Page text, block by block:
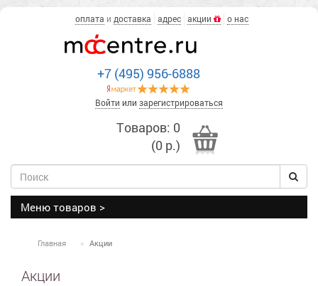
оплата и доставка адрес акции о нас
+7 (495) 956-6888
Войти или зарегистрироваться
Товаров: 0
(0 р.)
Меню товаров >
Главная Акции
Акции